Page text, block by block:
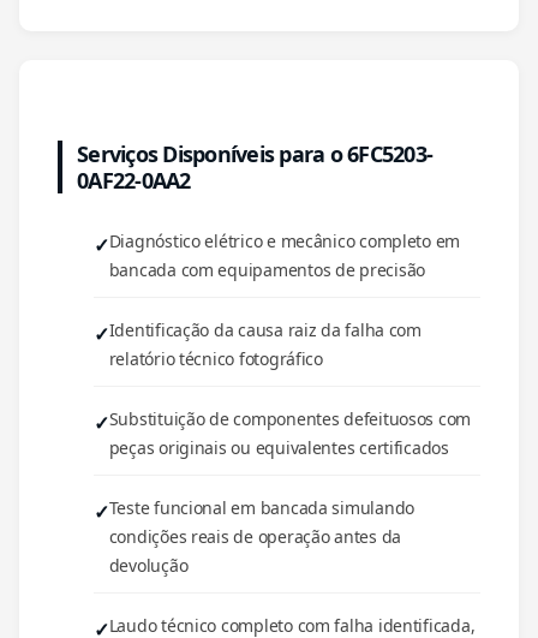
Serviços Disponíveis para o 6FC5203-
0AF22-0AA2
Diagnóstico elétrico e mecânico completo em
bancada com equipamentos de precisão
Identificação da causa raiz da falha com
relatório técnico fotográfico
Substituição de componentes defeituosos com
peças originais ou equivalentes certificados
Teste funcional em bancada simulando
condições reais de operação antes da
devolução
Laudo técnico completo com falha identificada,